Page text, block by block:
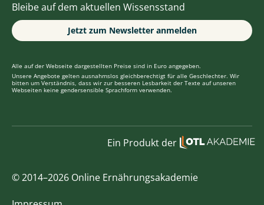
Bleibe auf dem aktuellen Wissensstand
Jetzt zum Newsletter anmelden
Alle auf der Webseite dargestellten Preise sind in Euro angegeben.
Unsere Angebote gelten ausnahmslos gleichberechtigt für alle Geschlechter. Wir
bitten um Verständnis, dass wir zur besseren Lesbarkeit der Texte auf unseren
Webseiten keine gendersensible Sprachform verwenden.
Ein Produkt der
© 2014–2026 Online Ernährungsakademie